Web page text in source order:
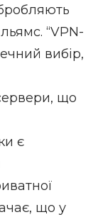
“VPN-
вибір,
що
є
що у